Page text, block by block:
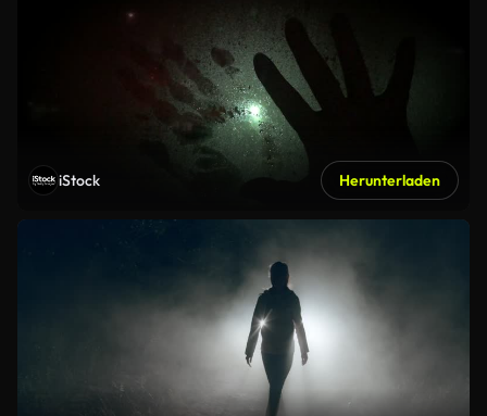
iStock Herunterladen